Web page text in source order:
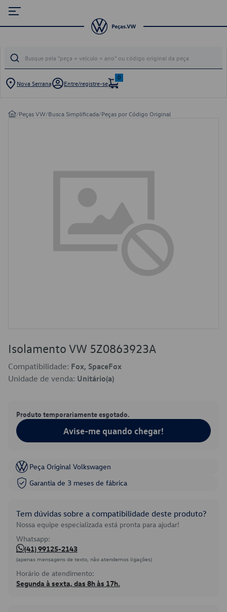
Nova Serrana Entre/registre-se
0
/Peças VW/Busca Simplificada/Peças por Código Original
Isolamento VW 5Z0863923A
Compatibilidade: Fox, SpaceFox
Unidade de venda: Unitário(a)
Produto temporariamente esgotado.
Avise-me quando chegar!
Peça Original Volkswagen
Garantia de 3 meses de fábrica
Tem dúvidas sobre a compatibilidade deste produto?
Nossa equipe especializada está pronta para ajudar!
Whatsapp:
(41) 99125-2143
(apenas mensagens de texto, não atendemos ligações)
Horário de atendimento:
Segunda à sexta, das 8h às 17h.